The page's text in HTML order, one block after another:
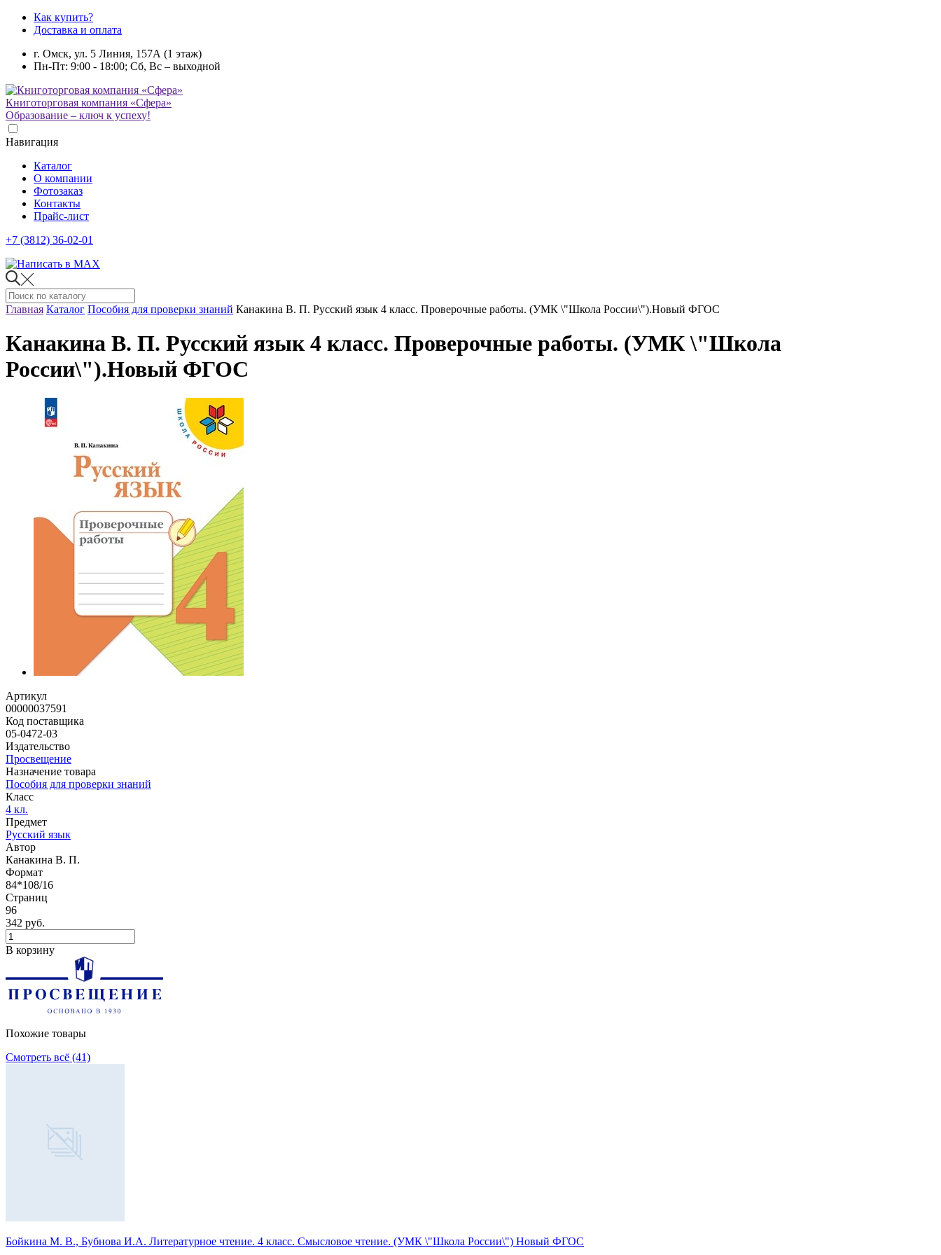
Как купить?
Доставка и оплата
г. Омск, ул. 5 Линия, 157А (1 этаж)
Пн-Пт: 9:00 - 18:00; Сб, Вс – выходной
Книготорговая компания «Сфера»
Образование – ключ к успеху!
Навигация
Каталог
О компании
Фотозаказ
Контакты
Прайс-лист
+7 (3812) 36-02-01
Главная Каталог Пособия для проверки знаний Канакина В. П. Русский язык 4 класс. Проверочные работы. (УМК \"Школа России\").Новый ФГОС
Канакина В. П. Русский язык 4 класс. Проверочные работы. (УМК \"Школа
России\").Новый ФГОС
Артикул
00000037591
Код поставщика
05-0472-03
Издательство
Просвещение
Назначение товара
Пособия для проверки знаний
Класс
4 кл.
Предмет
Русский язык
Автор
Канакина В. П.
Формат
84*108/16
Страниц
96
342 руб.
В корзину
Похожие товары
Смотреть всё (41)
Бойкина М. В., Бубнова И.А. Литературное чтение. 4 класс. Смысловое чтение. (УМК \"Школа России\") Новый ФГОС